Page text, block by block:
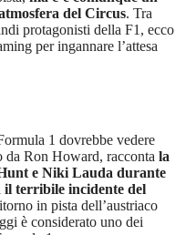
del Circus. Tra
protagonisti della F1, ecco
per ingannare l’attesa
1 dovrebbe vedere
da Ron Howard, racconta la
e Niki Lauda durante
il terribile incidente del
in pista dell’austriaco
è considerato uno dei